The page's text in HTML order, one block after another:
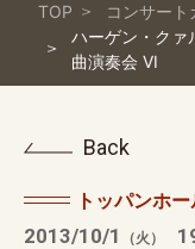
TOP
コンサート
ハーゲン・クァ
曲演奏会 VI
Back
トッパンホ
2013/10/1 （火）